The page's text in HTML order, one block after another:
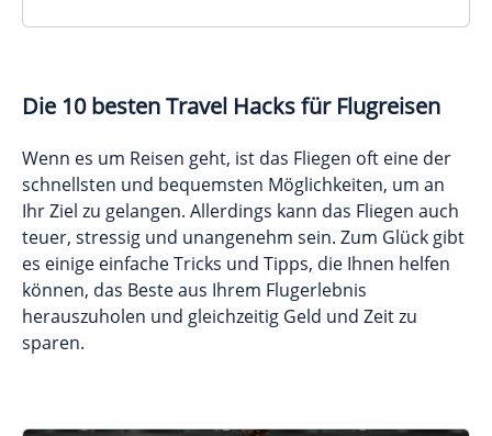
Die 10 besten Travel Hacks für Flugreisen
Wenn es um Reisen geht, ist das Fliegen oft eine der
schnellsten und bequemsten Möglichkeiten, um an
Ihr Ziel zu gelangen. Allerdings kann das Fliegen auch
teuer, stressig und unangenehm sein. Zum Glück gibt
es einige einfache Tricks und Tipps, die Ihnen helfen
können, das Beste aus Ihrem Flugerlebnis
herauszuholen und gleichzeitig Geld und Zeit zu
sparen.